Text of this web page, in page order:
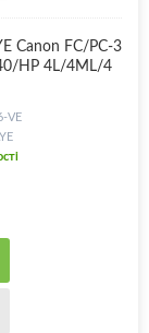
Canon FC/PC-3
HP 4L/4ML/4
VE